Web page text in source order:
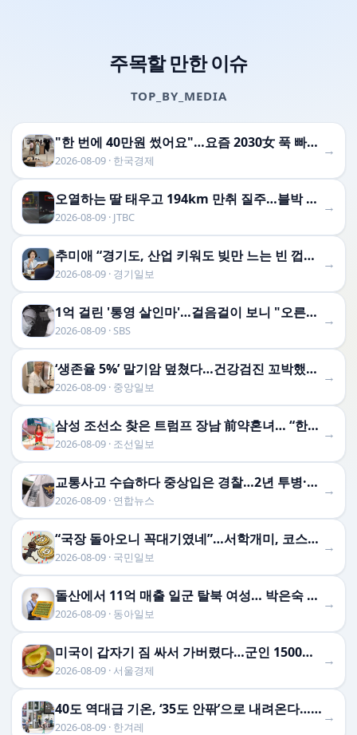
주목할 만한 이슈
TOP_BY_MEDIA
"한 번에 40만원 썼어요"…요즘 2030女 푹 빠진 취미 [박수림의 요즘 여기]
2026-08-09 · 한국경제
→
오열하는 딸 태우고 194km 만취 질주…블박 속 그날의 참상
2026-08-09 · JTBC
→
추미애 “경기도, 산업 키워도 빚만 느는 빈 껍데기 부자...지방재정 틀 바꿔야”
2026-08-09 · 경기일보
→
1억 걸린 '통영 살인마'…걸음걸이 보니 "오른쪽 평발"
2026-08-09 · SBS
→
‘생존율 5%’ 말기암 덮쳤다…건강검진 꼬박했던 의사의 실 …
2026-08-09 · 중앙일보
→
삼성 조선소 찾은 트럼프 장남 前약혼녀… “한국 장인 정신 상징” 극찬
2026-08-09 · 조선일보
→
교통사고 수습하다 중상입은 경찰…2년 투병·우울증 끝 숨져
2026-08-09 · 연합뉴스
→
“국장 돌아오니 꼭대기였네”…서학개미, 코스피 꺾이자 다시 ‘미장’으로
2026-08-09 · 국민일보
→
돌산에서 11억 매출 일군 탈북 여성… 박은숙 해오름푸드 대표의 인생 [주성하의 북에서 온 이웃]
2026-08-09 · 동아일보
→
미국이 갑자기 짐 싸서 가버렸다…군인 1500명 출동시킨 멕시코서 무슨 일이?
2026-08-09 · 서울경제
→
40도 역대급 기온, ‘35도 안팎’으로 내려온다…폭염 특보는 계속
2026-08-09 · 한겨레
→